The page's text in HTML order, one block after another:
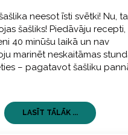
neesot īsti svētki! Nu,
šašliks! Piedāvāju recepti,
40 minūšu laikā un nav
marinēt neskaitāmas
– pagatavot šašliku
LASĪT TĀLĀK ...